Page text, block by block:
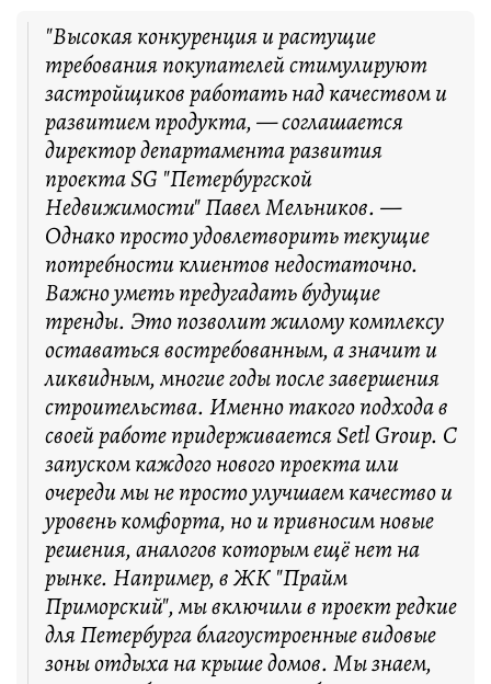
"Высокая конкуренция и растущие
требования покупателей стимулируют
застройщиков работать над качеством и
развитием продукта, — соглашается
директор департамента развития
проекта SG "Петербургской
Недвижимости" Павел Мельников. —
Однако просто удовлетворить текущие
потребности клиентов недостаточно.
Важно уметь предугадать будущие
тренды. Это позволит жилому комплексу
оставаться востребованным, а значит и
ликвидным, многие годы после завершения
строительства. Именно такого подхода в
своей работе придерживается Setl Group. С
запуском каждого нового проекта или
очереди мы не просто улучшаем качество и
уровень комфорта, но и привносим новые
решения, аналогов которым ещё нет на
рынке. Например, в ЖК "Прайм
Приморский", мы включили в проект редкие
для Петербурга благоустроенные видовые
зоны отдыха на крыше домов. Мы знаем,